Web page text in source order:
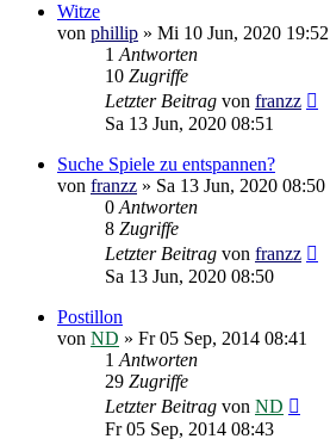
Witze
von phillip » Mi 10 Jun, 2020 19:52
1Antworten
10 Zugriffe
Letzter Beitrag von franzz
Sa 13 Jun, 2020 08:51
Suche Spiele zu entspannen?
von franzz » Sa 13 Jun, 2020 08:50
0Antworten
8 Zugriffe
Letzter Beitrag von franzz
Sa 13 Jun, 2020 08:50
Postillon
von ND » Fr 05 Sep, 2014 08:41
1Antworten
29 Zugriffe
Letzter Beitrag von ND
Fr 05 Sep, 2014 08:43